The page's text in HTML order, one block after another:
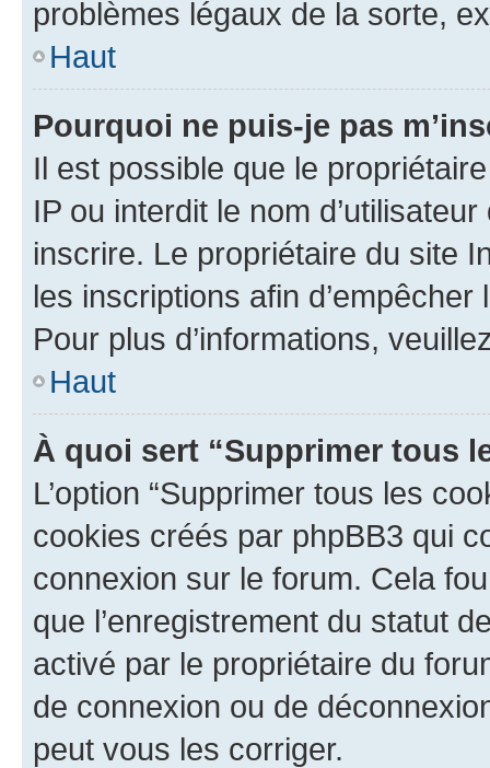
problèmes légaux de la sorte,
Haut
Pourquoi ne puis-je pas
Il est possible que le
IP ou interdit le nom
inscrire. Le propriétaire du site
les inscriptions afin
Pour plus d’informations,
Haut
À quoi sert “Supprimer tous
L’option “Supprimer tous les
cookies créés par phpBB3 qui
connexion sur le forum. Cela
que l’enregistrement du statut
activé par le propriétaire du
de connexion ou de
peut vous les corriger.